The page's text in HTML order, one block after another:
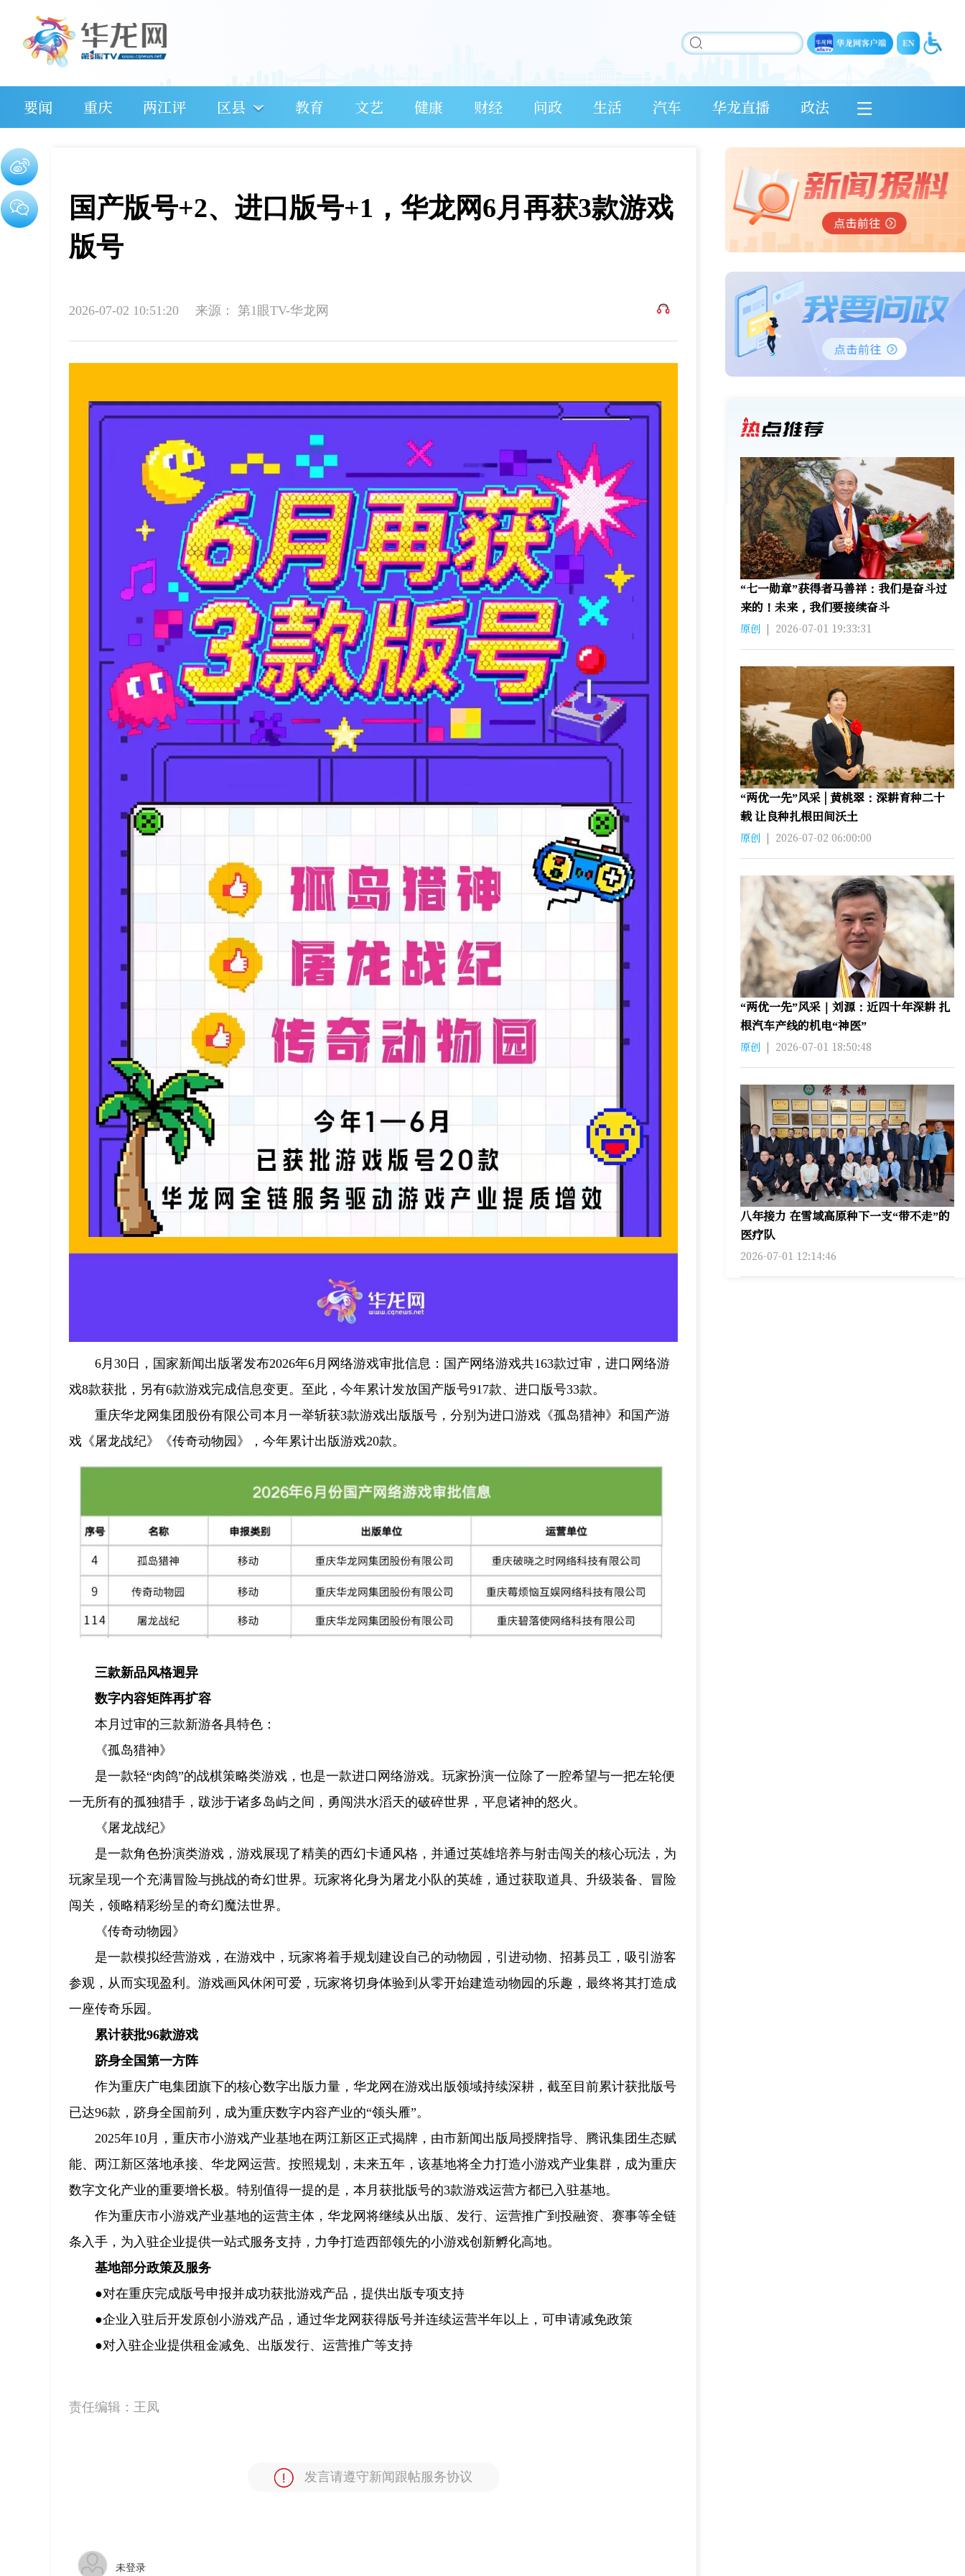
要闻 重庆 两江评 区县 教育 文艺 健康 财经 问政 生活 汽车 华龙直播 政法
国产版号+2、进口版号+1，华龙网6月再获3款游戏
版号
2026-07-02 10:51:20 来源： 第1眼TV-华龙网
6月30日，国家新闻出版署发布2026年6月网络游戏审批信息：国产网络游戏共163款过审，进口网络游
戏8款获批，另有6款游戏完成信息变更。至此，今年累计发放国产版号917款、进口版号33款。
重庆华龙网集团股份有限公司本月一举斩获3款游戏出版版号，分别为进口游戏《孤岛猎神》和国产游
戏《屠龙战纪》《传奇动物园》，今年累计出版游戏20款。
三款新品风格迥异
数字内容矩阵再扩容
本月过审的三款新游各具特色：
《孤岛猎神》
是一款轻“肉鸽”的战棋策略类游戏，也是一款进口网络游戏。玩家扮演一位除了一腔希望与一把左轮便
一无所有的孤独猎手，跋涉于诸多岛屿之间，勇闯洪水滔天的破碎世界，平息诸神的怒火。
《屠龙战纪》
是一款角色扮演类游戏，游戏展现了精美的西幻卡通风格，并通过英雄培养与射击闯关的核心玩法，为
玩家呈现一个充满冒险与挑战的奇幻世界。玩家将化身为屠龙小队的英雄，通过获取道具、升级装备、冒险
闯关，领略精彩纷呈的奇幻魔法世界。
《传奇动物园》
是一款模拟经营游戏，在游戏中，玩家将着手规划建设自己的动物园，引进动物、招募员工，吸引游客
参观，从而实现盈利。游戏画风休闲可爱，玩家将切身体验到从零开始建造动物园的乐趣，最终将其打造成
一座传奇乐园。
累计获批96款游戏
跻身全国第一方阵
作为重庆广电集团旗下的核心数字出版力量，华龙网在游戏出版领域持续深耕，截至目前累计获批版号
已达96款，跻身全国前列，成为重庆数字内容产业的“领头雁”。
2025年10月，重庆市小游戏产业基地在两江新区正式揭牌，由市新闻出版局授牌指导、腾讯集团生态赋
能、两江新区落地承接、华龙网运营。按照规划，未来五年，该基地将全力打造小游戏产业集群，成为重庆
数字文化产业的重要增长极。特别值得一提的是，本月获批版号的3款游戏运营方都已入驻基地。
作为重庆市小游戏产业基地的运营主体，华龙网将继续从出版、发行、运营推广到投融资、赛事等全链
条入手，为入驻企业提供一站式服务支持，力争打造西部领先的小游戏创新孵化高地。
基地部分政策及服务
●对在重庆完成版号申报并成功获批游戏产品，提供出版专项支持
●企业入驻后开发原创小游戏产品，通过华龙网获得版号并连续运营半年以上，可申请减免政策
●对入驻企业提供租金减免、出版发行、运营推广等支持
责任编辑： 王凤
发言请遵守新闻跟帖服务协议
未登录
“七一勋章”获得者马善祥：我们是奋斗过
来的！未来，我们要接续奋斗
原创 | 2026-07-01 19:33:31
“两优一先”风采 | 黄桃翠：深耕育种二十
载 让良种扎根田间沃土
原创 | 2026-07-02 06:00:00
“两优一先”风采｜刘源：近四十年深耕 扎
根汽车产线的机电“神医”
原创 | 2026-07-01 18:50:48
八年接力 在雪域高原种下一支“带不走”的
医疗队
2026-07-01 12:14:46